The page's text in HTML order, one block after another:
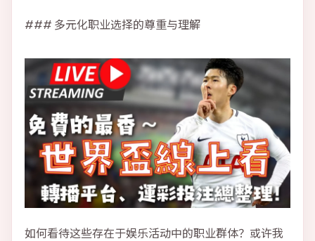
### 多元化职业选择的尊重与理解
如何看待这些存在于娱乐活动中的职业群体？或许我